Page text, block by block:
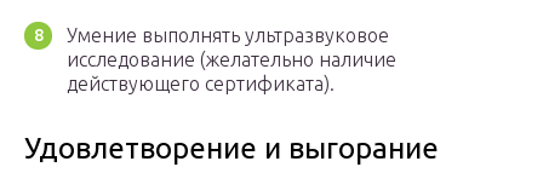
Умение выполнять ультразвуковое
исследование (желательно наличие
действующего сертификата).
Удовлетворение и выгорание